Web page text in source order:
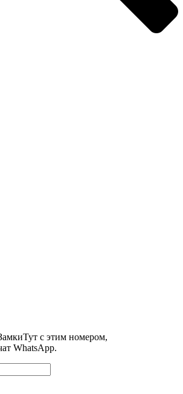
с этим номером,
WhatsApp.